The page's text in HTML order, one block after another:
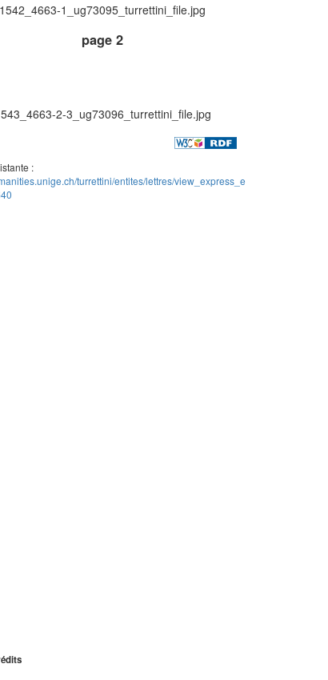
1542_4663-1_ug73095_turrettini_file.jpg
page 2
2-3_ug73096_turrettini_file.jpg
:
turrettini/entites/lettres/view_express_e